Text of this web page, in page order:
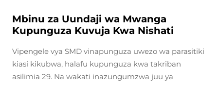
Mbinu za Uundaji wa Mwanga
Kupunguza Kuvuja Kwa Nishati
Vipengele vya SMD vinapunguza uwezo wa parasitiki
kiasi kikubwa, halafu kupunguza kwa takriban
asilimia 29. Na wakati inazungumzwa juu ya